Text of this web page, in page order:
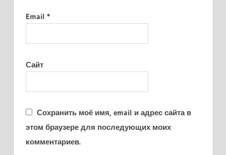
Email *
Сайт
Сохранить моё имя, email и адрес сайта в
этом браузере для последующих моих
комментариев.